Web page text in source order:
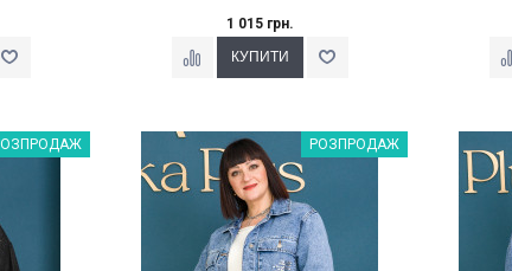
1 015 грн.
% Наклейки Варіант з %РОЗПРОДАЖ